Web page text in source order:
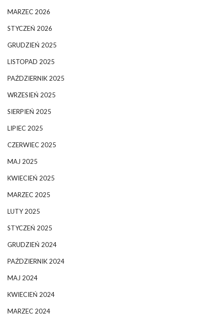
MARZEC 2026
STYCZEŃ 2026
GRUDZIEŃ 2025
LISTOPAD 2025
PAŹDZIERNIK 2025
WRZESIEŃ 2025
SIERPIEŃ 2025
LIPIEC 2025
CZERWIEC 2025
MAJ 2025
KWIECIEŃ 2025
MARZEC 2025
LUTY 2025
STYCZEŃ 2025
GRUDZIEŃ 2024
PAŹDZIERNIK 2024
MAJ 2024
KWIECIEŃ 2024
MARZEC 2024